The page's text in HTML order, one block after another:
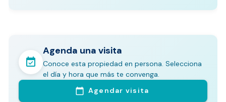
En pocos minutos avalúa con este Análisis
Comparativo de Mercado (inicialmente
Bogotá y Medellín)
event_available
Agenda una visita
Conoce esta propiedad en persona. Selecciona
el día y hora que más te convenga.
calendar_today Agendar visita